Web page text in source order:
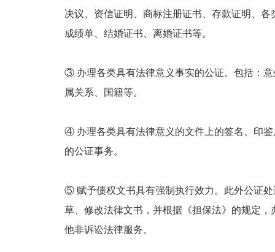
决议、资信证明、商标注册证书、存款证明、
成绩单、结婚证书、离婚证书等。
③ 办理各类具有法律意义事实的公证。包括：
属关系、国籍等。
④ 办理各类具有法律意义的文件上的签名、印
的公证事务。
⑤ 赋予债权文书具有强制执行效力。此外公证
草、修改法律文书，并根据《担保法》的规定
他非诉讼法律服务。